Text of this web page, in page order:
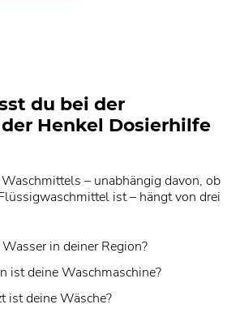
du bei der
Henkel Dosierhilfe
– unabhängig davon, ob
ist – hängt von drei
in deiner Region?
ist deine Waschmaschine?
ist deine Wäsche?